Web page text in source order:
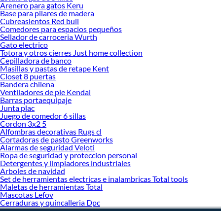
Arenero para gatos Keru
Base para pilares de madera
Cubreasientos Red bull
Comedores para espacios pequeños
Sellador de carroceria Wurth
Gato electrico
Totora y otros cierres Just home collection
Cepilladora de banco
Masillas y pastas de retape Kent
Closet 8 puertas
Bandera chilena
Ventiladores de pie Kendal
Barras portaequipaje
Junta plac
Juego de comedor 6 sillas
Cordon 3x2 5
Alfombras decorativas Rugs cl
Cortadoras de pasto Greenworks
Alarmas de seguridad Veloti
Ropa de seguridad y proteccion personal
Detergentes y limpiadores industriales
Arboles de navidad
Set de herramientas electricas e inalambricas Total tools
Maletas de herramientas Total
Mascotas Lefov
Cerraduras y quincalleria Dpc